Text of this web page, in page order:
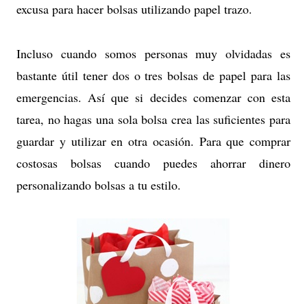
excusa para hacer bolsas utilizando papel trazo.
Incluso cuando somos personas muy olvidadas es
bastante útil tener dos o tres bolsas de papel para las
emergencias. Así que si decides comenzar con esta
tarea, no hagas una sola bolsa crea las suficientes para
guardar y utilizar en otra ocasión. Para que comprar
costosas bolsas cuando puedes ahorrar dinero
personalizando bolsas a tu estilo.